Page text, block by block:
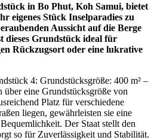
in Bo Phut, Koh Samui, bietet
eigenes Stück Inselparadies zu
Aussicht auf die Berge
dieses Grundstück ideal für
Rückzugsort oder eine lukrative
4: Grundstücksgröße: 400 m² –
eine Grundstücksgröße von
Platz für verschiedene
liegen, gewährleisten sie eine
Der Staat stellt den
so für Zuverlässigkeit und Stabilität.